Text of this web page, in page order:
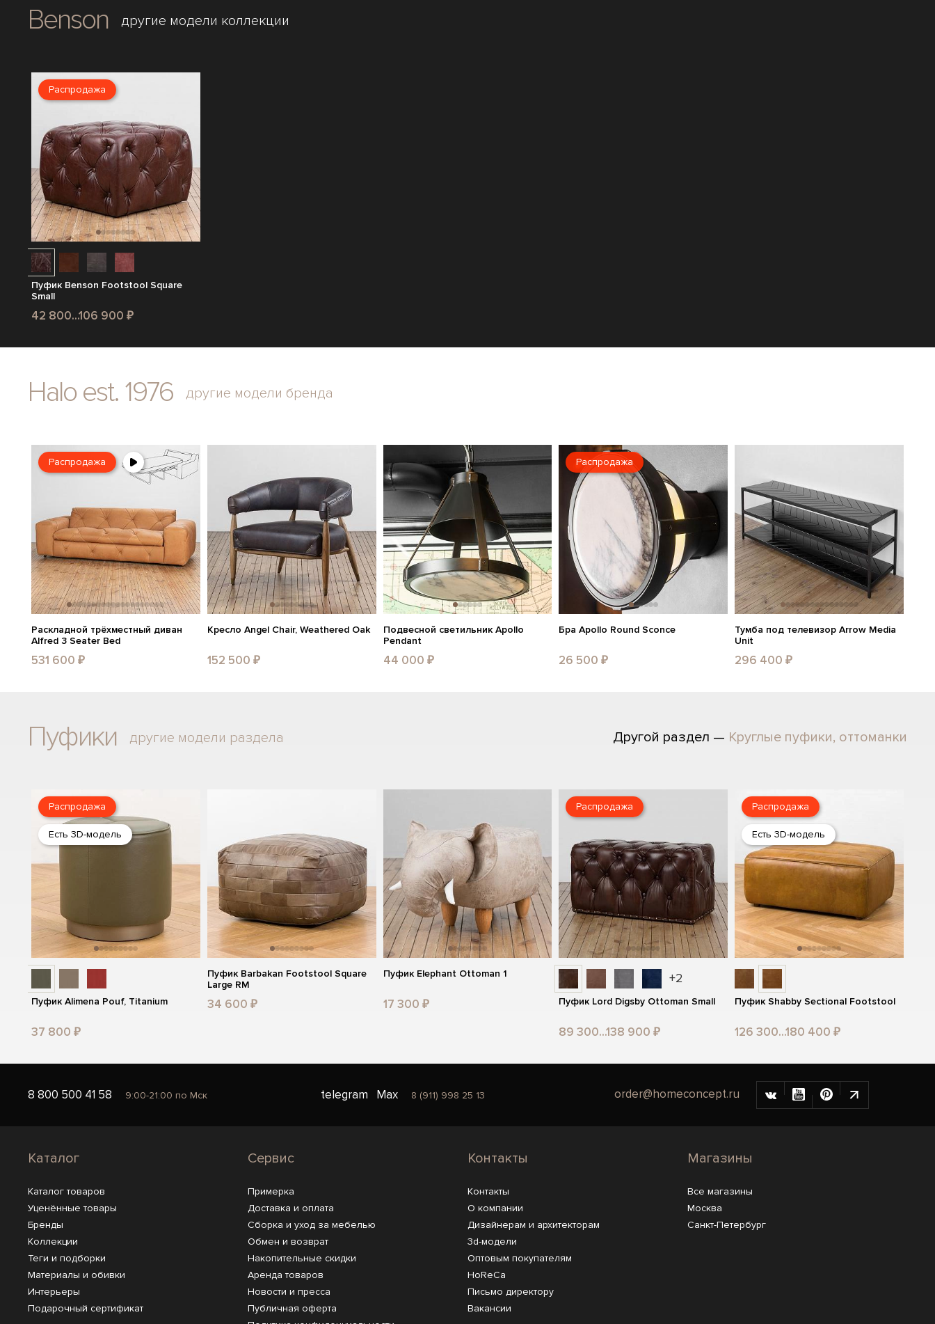
Benson другие модели коллекции
Распродажа
Пуфик Benson Footstool Square
Small
42 800...106 900 ₽
Halo est. 1976 другие модели бренда
Распродажа
Раскладной трёхместный диван
Alfred 3 Seater Bed
531 600 ₽
Кресло Angel Chair, Weathered Oak
152 500 ₽
Подвесной светильник Apollo
Pendant
44 000 ₽
Распродажа
Бра Apollo Round Sconce
26 500 ₽
Тумба под телевизор Arrow Media
Unit
296 400 ₽
Пуфики другие модели раздела Другой раздел — Круглые пуфики, оттоманки
Распродажа
Есть 3D-модель
Пуфик Alimena Pouf, Titanium
37 800 ₽
Пуфик Barbakan Footstool Square
Large RM
34 600 ₽
Пуфик Elephant Ottoman 1
17 300 ₽
Распродажа
+2
Пуфик Lord Digsby Ottoman Small
89 300...138 900 ₽
Распродажа
Есть 3D-модель
Пуфик Shabby Sectional Footstool
126 300...180 400 ₽
8 800 500 41 58 9:00-21:00 по Мск telegram Max 8 (911) 998 25 13 order@homeconcept.ru
Каталог
Каталог товаров
Уценённые товары
Бренды
Коллекции
Теги и подборки
Материалы и обивки
Интерьеры
Подарочный сертификат
Сервис
Примерка
Доставка и оплата
Сборка и уход за мебелью
Обмен и возврат
Накопительные скидки
Аренда товаров
Новости и пресса
Публичная оферта
Контакты
Контакты
О компании
Дизайнерам и архитекторам
3d-модели
Оптовым покупателям
HoReCa
Письмо директору
Вакансии
Магазины
Все магазины
Москва
Санкт-Петербург